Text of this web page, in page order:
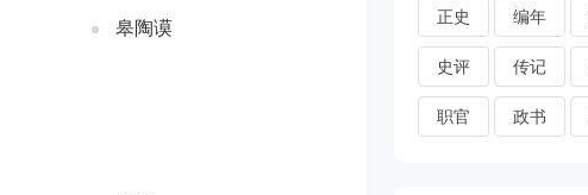
皋陶谟
正史 编年
史评 传记
职官 政书